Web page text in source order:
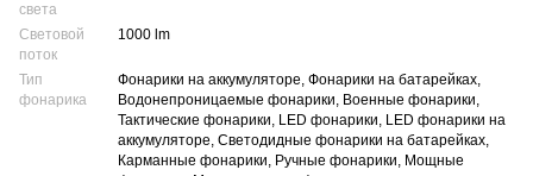
света
Световой
поток
1000 lm
Тип
фонарика
Фонарики на аккумуляторе, Фонарики на батарейках,
Водонепроницаемые фонарики, Военные фонарики,
Тактические фонарики, LED фонарики, LED фонарики на
аккумуляторе, Светодидные фонарики на батарейках,
Карманные фонарики, Ручные фонарики, Мощные